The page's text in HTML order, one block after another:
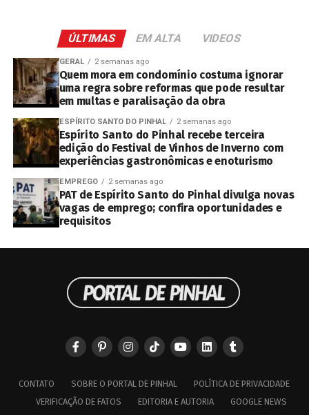
ÚLTIMAS EM ALTA VIDEOS
GERAL 2 semanas ago
Quem mora em condomínio costuma ignorar
uma regra sobre reformas que pode resultar
em multas e paralisação da obra
ESPÍRITO SANTO DO PINHAL 2 semanas ago
Espírito Santo do Pinhal recebe terceira
edição do Festival de Vinhos de Inverno com
experiências gastronômicas e enoturismo
EMPREGO 2 semanas ago
PAT de Espírito Santo do Pinhal divulga novas
vagas de emprego; confira oportunidades e
requisitos
CONTATO SOBRE O PORTAL DE PINHAL
POLÍTICA DE PRIVACIDADE
VERIFICAÇÃO DE FATOS
EDITORIA E AUTORIA
GOOGLE NEWS